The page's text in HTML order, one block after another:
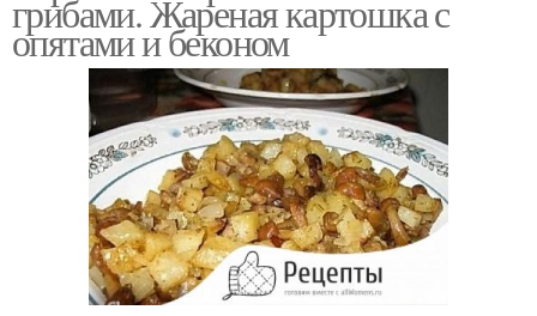
грибами. Жареная картошка с
опятами и беконом